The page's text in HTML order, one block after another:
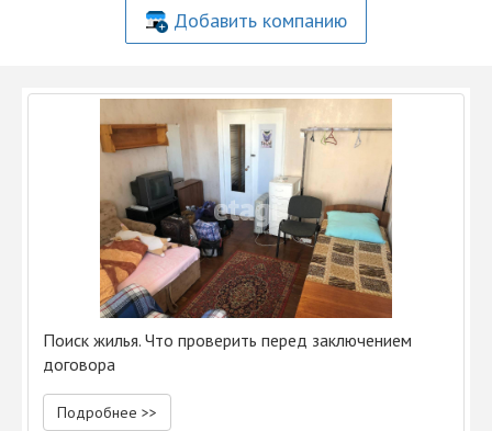
Добавить компанию
Поиск жилья. Что проверить перед заключением
договора
Подробнее >>